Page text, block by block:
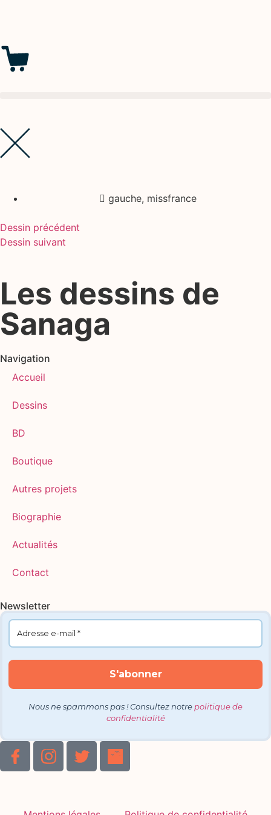
gauche, missfrance
Dessin précédent
Dessin suivant
Les dessins de
Sanaga
Navigation
Accueil
Dessins
BD
Boutique
Autres projets
Biographie
Actualités
Contact
Newsletter
Nous ne spammons pas ! Consultez notre politique de
confidentialité